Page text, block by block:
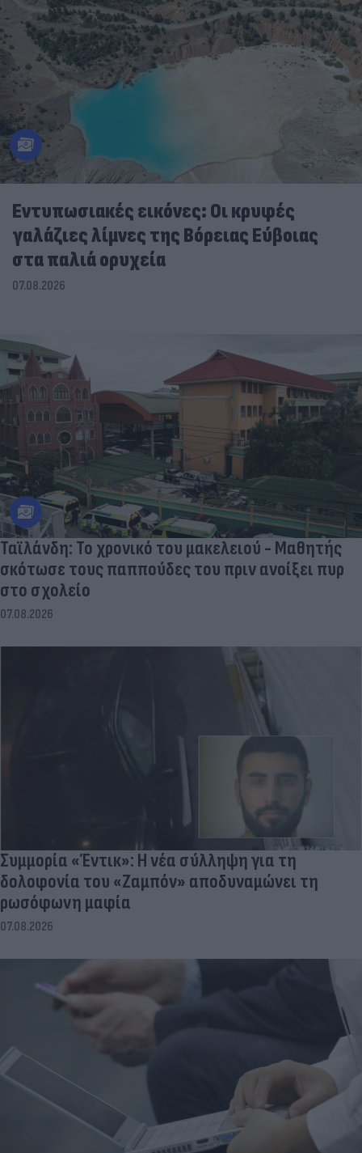
Εντυπωσιακές εικόνες: Οι κρυφές
γαλάζιες λίμνες της Βόρειας Εύβοιας
στα παλιά ορυχεία
07.08.2026
Ταϊλάνδη: Το χρονικό του μακελειού - Μαθητής
σκότωσε τους παππούδες του πριν ανοίξει πυρ
στο σχολείο
07.08.2026
Συμμορία «Έντικ»: Η νέα σύλληψη για τη
δολοφονία του «Ζαμπόν» αποδυναμώνει τη
ρωσόφωνη μαφία
07.08.2026